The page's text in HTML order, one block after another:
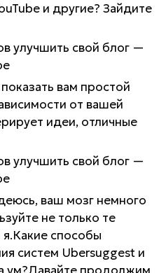
и другие? Зайдите
вам простой
от вашей
идеи, отличные
ваш мозг немного
не только те
способы
систем Ubersuggest и